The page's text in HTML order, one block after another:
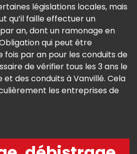
législations locales, mais
qu’il faille effectuer un
an, dont un ramonage en
qui peut être
fois par an pour les conduits de
de vérifier tous les 3 ans le
des conduits à Vanvillé. Cela
les entreprises de